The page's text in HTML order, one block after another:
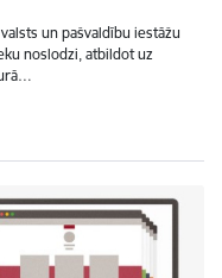
un pašvaldību iestāžu
noslodzi, atbildot uz